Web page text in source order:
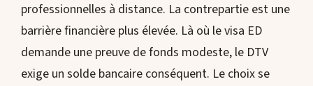
professionnelles à distance. La contrepartie est une
barrière financière plus élevée. Là où le visa ED
demande une preuve de fonds modeste, le DTV
exige un solde bancaire conséquent. Le choix se